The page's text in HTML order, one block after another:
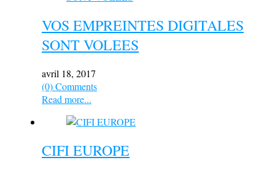
VOS EMPREINTES DIGITALES
SONT VOLEES
avril 18, 2017
(0) Comments
Read more...
CIFI EUROPE